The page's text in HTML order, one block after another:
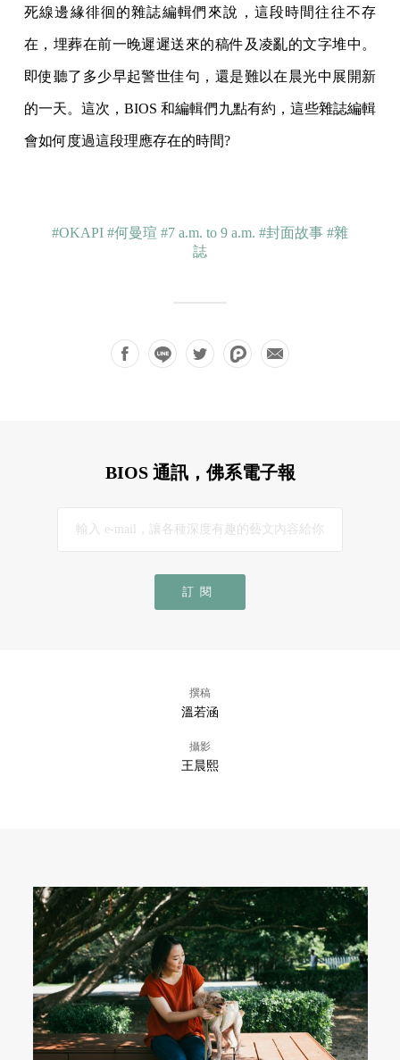
死線邊緣徘徊的雜誌編輯們來說，這段時間往往不存
在，埋葬在前一晚遲遲送來的稿件及凌亂的文字堆中。
即使聽了多少早起警世佳句，還是難以在晨光中展開新
的一天。這次，BIOS 和編輯們九點有約，這些雜誌編輯
會如何度過這段理應存在的時間?
#OKAPI #何曼瑄 #7 a.m. to 9 a.m. #封面故事 #雜
誌
BIOS 通訊，佛系電子報
訂閱
撰稿
溫若涵
攝影
王晨熙